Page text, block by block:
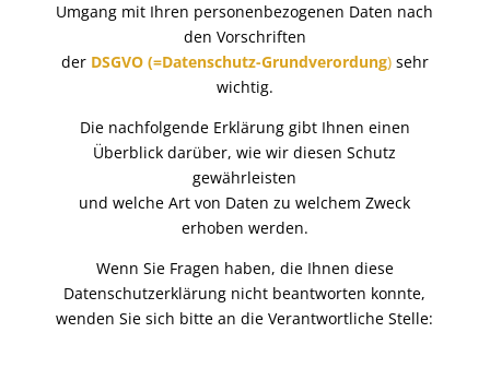
Umgang mit Ihren personenbezogenen Daten nach
den Vorschriften
der DSGVO (=Datenschutz-Grundverordung)sehr
wichtig.
Die nachfolgende Erklärung gibt Ihnen einen
Überblick darüber, wie wir diesen Schutz
gewährleisten
und welche Art von Daten zu welchem Zweck
erhoben werden.
Wenn Sie Fragen haben, die Ihnen diese
Datenschutzerklärung nicht beantworten konnte,
wenden Sie sich bitte an die Verantwortliche Stelle: